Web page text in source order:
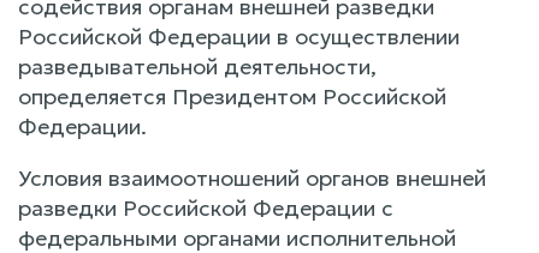
содействия органам внешней разведки
Российской Федерации в осуществлении
разведывательной деятельности,
определяется Президентом Российской
Федерации.
Условия взаимоотношений органов внешней
разведки Российской Федерации с
федеральными органами исполнительной